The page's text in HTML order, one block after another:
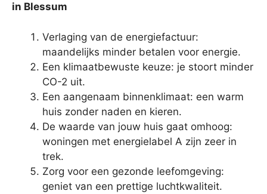
in Blessum
Verlaging van de energiefactuur:
maandelijks minder betalen voor energie.
Een klimaatbewuste keuze: je stoort minder
CO-2 uit.
Een aangenaam binnenklimaat: een warm
huis zonder naden en kieren.
De waarde van jouw huis gaat omhoog:
woningen met energielabel A zijn zeer in
trek.
Zorg voor een gezonde leefomgeving:
geniet van een prettige luchtkwaliteit.